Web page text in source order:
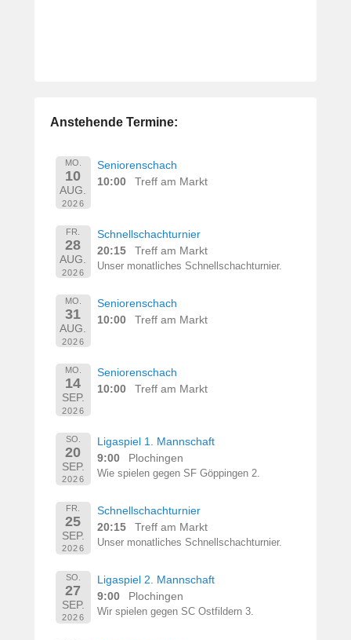
Anstehende Termine:
MO.
10
AUG.
2026
Seniorenschach
10:00
Treff am Markt
FR.
28
AUG.
2026
Schnellschachturnier
20:15
Treff am Markt
Unser monatliches Schnellschachturnier.
MO.
31
AUG.
2026
Seniorenschach
10:00
Treff am Markt
MO.
14
SEP.
2026
Seniorenschach
10:00
Treff am Markt
SO.
20
SEP.
2026
Ligaspiel 1. Mannschaft
9:00
Plochingen
Wie spielen gegen SF Göppingen 2.
FR.
25
SEP.
2026
Schnellschachturnier
20:15
Treff am Markt
Unser monatliches Schnellschachturnier.
SO.
27
SEP.
2026
Ligaspiel 2. Mannschaft
9:00
Plochingen
Wir spielen gegen SC Ostfildern 3.